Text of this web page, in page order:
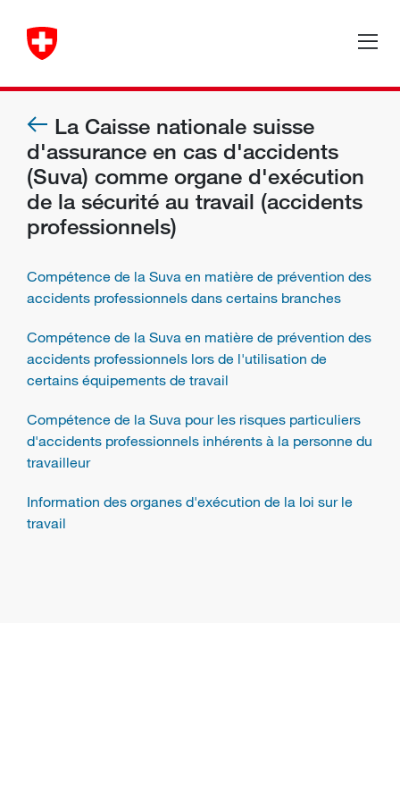
La Caisse nationale suisse
d'assurance en cas d'accidents
(Suva) comme organe d'exécution
de la sécurité au travail (accidents
professionnels)
Compétence de la Suva en matière de prévention des
accidents professionnels dans certains branches
Compétence de la Suva en matière de prévention des
accidents professionnels lors de l'utilisation de
certains équipements de travail
Compétence de la Suva pour les risques particuliers
d'accidents professionnels inhérents à la personne du
travailleur
Information des organes d'exécution de la loi sur le
travail